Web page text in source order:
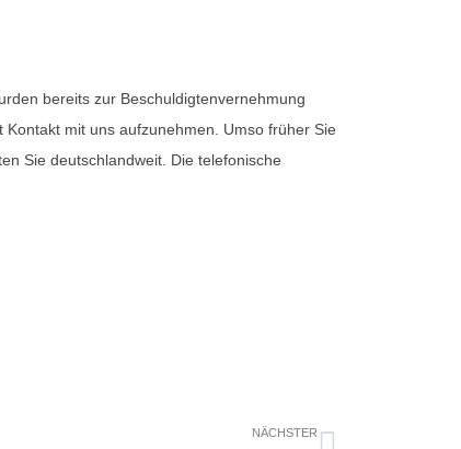
bereits zur Beschuldigtenvernehmung
mit uns aufzunehmen. Umso früher Sie
Sie deutschlandweit. Die telefonische
NÄCHSTER Nächster